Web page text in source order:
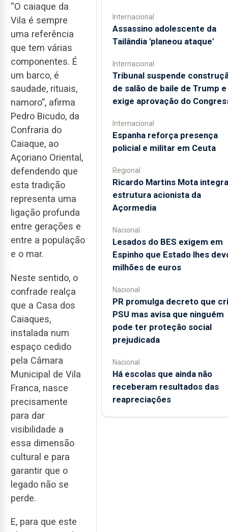
“O caiaque da
Vila é sempre
uma referência
que tem várias
componentes. É
um barco, é
saudade, rituais,
namoro”, afirma
Pedro Bicudo, da
Confraria do
Caiaque, ao
Açoriano Oriental,
defendendo que
esta tradição
representa uma
ligação profunda
entre gerações e
entre a população
e o mar.
Neste sentido, o
confrade realça
que a Casa dos
Caiaques,
instalada num
espaço cedido
pela Câmara
Municipal de Vila
Franca, nasce
precisamente
para dar
visibilidade a
essa dimensão
cultural e para
garantir que o
legado não se
perde.
E, para que este
Internacional
Assassino adolescente da
Tailândia 'planeou ataque'
Internacional
Tribunal suspende
de salão de baile de Trump e
exige aprovação do
Internacional
Espanha reforça presença
policial e militar em Ceuta
Regional
Ricardo Martins Mota
estrutura acionista da
Açormedia
Nacional
Lesados do BES exigem em
Espinho que Estado lhes
milhões de euros
Nacional
PR promulga decreto que
PSU mas avisa que ninguém
pode ter proteção social
prejudicada
Nacional
Há escolas que ainda não
receberam resultados das
reapreciações